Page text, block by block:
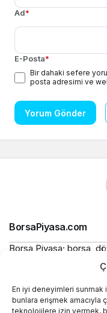
En iyi deneyimleri
bunlara erişmek amacıyla
teknolojilere izin vermek,
Ad*
E-Posta*
Bir dahaki sefere
posta adresimi ve
Yorum Gönder
BorsaPiyasa.com
Borsa Piyasa; borsa,
alanlarında güncel
içerikler sunan
Bu sitede yer alan
yatırım tavsiyesi